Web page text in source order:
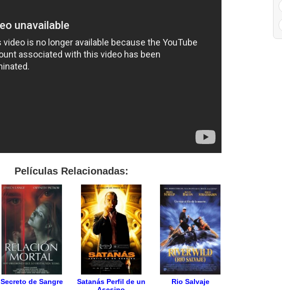
Películas Relacionadas:
Secreto de Sangre
Satanás Perfil de un
Rio Salvaje